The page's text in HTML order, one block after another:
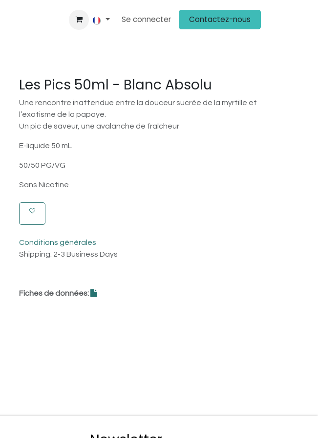
BONS PLANS DEVENIR CLIENT PLV KIT MÉDIA ON PARLE DE NOUS
Se connecter Contactez-nous
Les Pics 50ml - Blanc Absolu
Une rencontre inattendue entre la douceur sucrée de la myrtille et
l’exotisme de la papaye.
Un pic de saveur, une avalanche de fraîcheur
E-liquide 50 mL
50/50 PG/VG
Sans Nicotine
Conditions générales
Shipping: 2-3 Business Days
Fiches de données: